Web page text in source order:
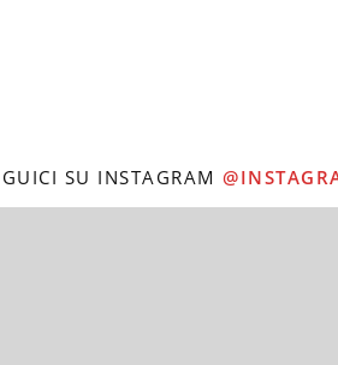
SU INSTAGRAM